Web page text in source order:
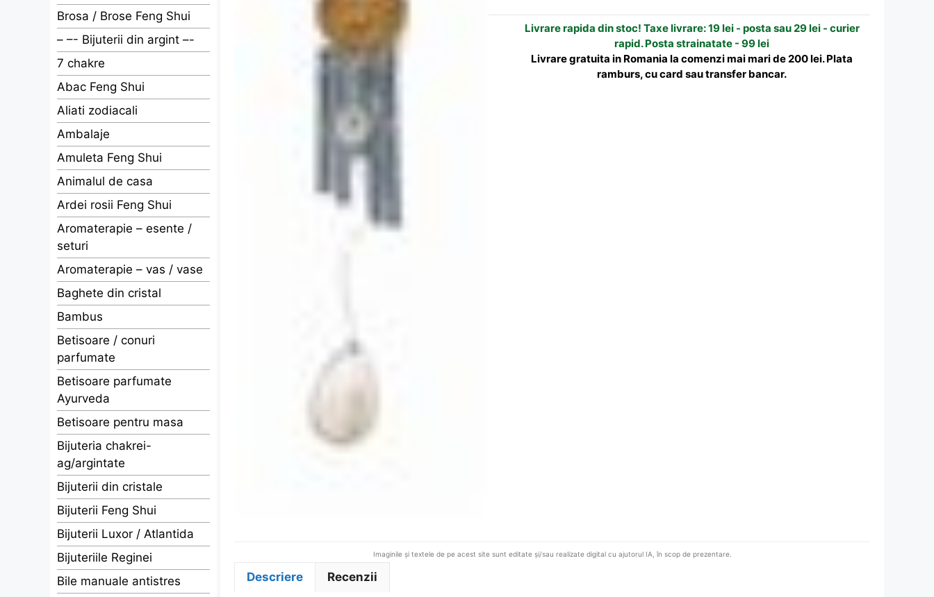
cu
goale
t
Livrare rapida din stoc! Taxe livrare: 19 lei - posta sau 29 lei - curier
rapid. Posta strainatate - 99 lei
Livrare gratuita in Romania la comenzi mai mari de 200 lei. Plata
ramburs, cu card sau transfer bancar.
Imaginile și textele de pe acest site sunt editate și/sau realizate digital cu ajutorul IA, în scop de prezentare.
Descriere Recenzii
Brosa / Brose Feng Shui
– –- Bijuterii din argint –-
7 chakre
Abac Feng Shui
Aliati zodiacali
Ambalaje
Amuleta Feng Shui
Animalul de casa
Ardei rosii Feng Shui
Aromaterapie – esente /
seturi
Aromaterapie – vas / vase
Baghete din cristal
Bambus
Betisoare / conuri
parfumate
Betisoare parfumate
Ayurveda
Betisoare pentru masa
Bijuteria chakrei-
ag/argintate
Bijuterii din cristale
Bijuterii Feng Shui
Bijuterii Luxor / Atlantida
Bijuteriile Reginei
Bile manuale antistres